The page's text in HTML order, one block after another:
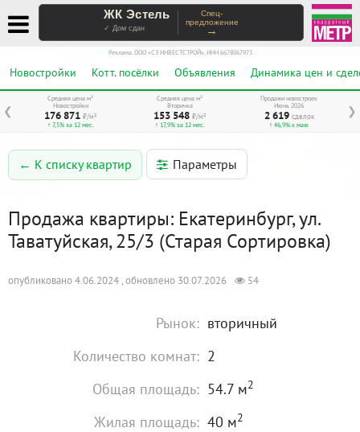
ЖК Эстель
✓ Дом сдан
Спец-
предложение
→
Реклама. ООО «СЗ ИНВЕСТСТРОЙ», ИНН 6678067973
Новостройки Котт. посёлки Объявления Динамика цен и
❮ ❯
Средняя цена м²
Новостройки
176 871 ₽/м²
↑ 7,5% за 12 мес.
Средняя цена м²
Вторичка
153 548 ₽/м²
↑ 17,9% за 12 мес.
Продажи новостроек
Июнь 2026
2 619 сделок
↑ 46,9% к маю
← К списку квартир Параметры
Продажа квартиры: Екатеринбург, ул.
Таватуйская, 25/3 (Старая Сортировка)
опубликовано 4.06.2024 , обновлено 30.07.2026 54
Рынок: вторичный
Количество комнат: 2
Общая площадь: 54.7 м2
Жилая площадь: 40 м2